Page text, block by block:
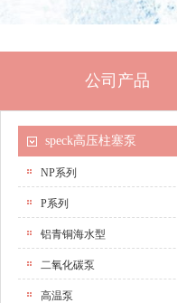
公司产品
speck高压柱塞泵
NP系列
P系列
铝青铜海水型
二氧化碳泵
高温泵